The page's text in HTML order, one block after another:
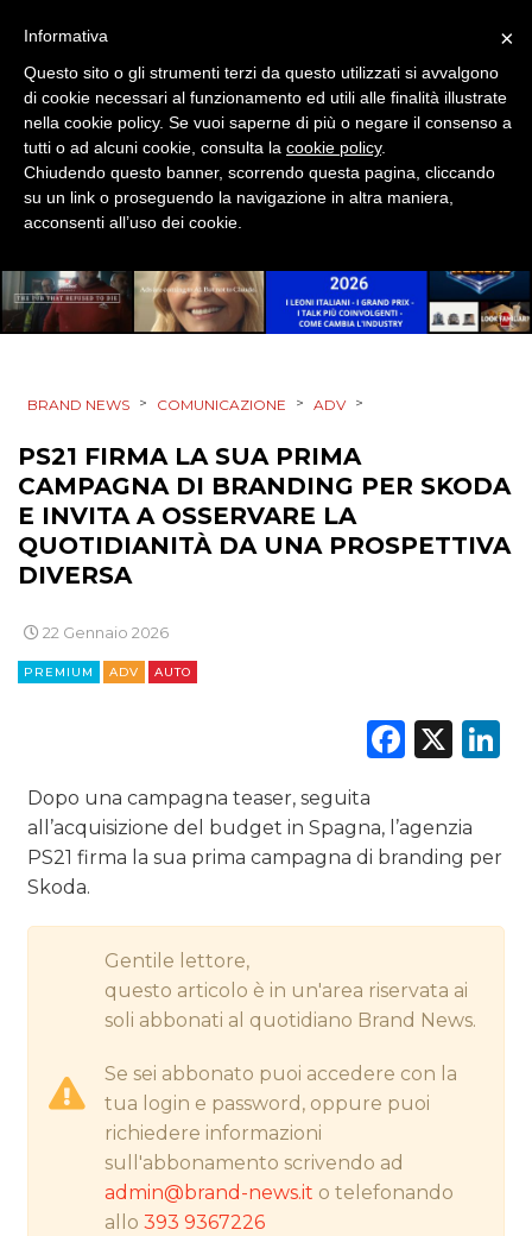
PROMOZIONI
PRODOTTI
CSR
CINEMA
DIGITALE
EDITORIA
ESTERNA
DATI
RICERCHE
NORMATIVE
CASE HISTORY
BRAND NEWS > COMUNICAZIONE > ADV >
PS21 FIRMA LA SUA PRIMA
CAMPAGNA DI BRANDING PER SKODA
E INVITA A OSSERVARE LA
QUOTIDIANITÀ DA UNA PROSPETTIVA
DIVERSA
22 Gennaio 2026
PREMIUM ADV AUTO
X
Dopo una campagna teaser, seguita
all’acquisizione del budget in Spagna, l’agenzia
PS21 firma la sua prima campagna di branding per
Skoda.
Gentile lettore,
questo articolo è in un'area riservata ai
soli abbonati al quotidiano Brand News.
Se sei abbonato puoi accedere con la
tua login e password, oppure puoi
richiedere informazioni
sull'abbonamento scrivendo ad
admin@brand-news.it o telefonando
allo393 9367226
×
Informativa
Questo sito o gli strumenti terzi da questo utilizzati si avvalgono
di cookie necessari al funzionamento ed utili alle finalità illustrate
nella cookie policy. Se vuoi saperne di più o negare il consenso a
tutti o ad alcuni cookie, consulta la cookie policy.
Chiudendo questo banner, scorrendo questa pagina, cliccando
su un link o proseguendo la navigazione in altra maniera,
acconsenti all’uso dei cookie.